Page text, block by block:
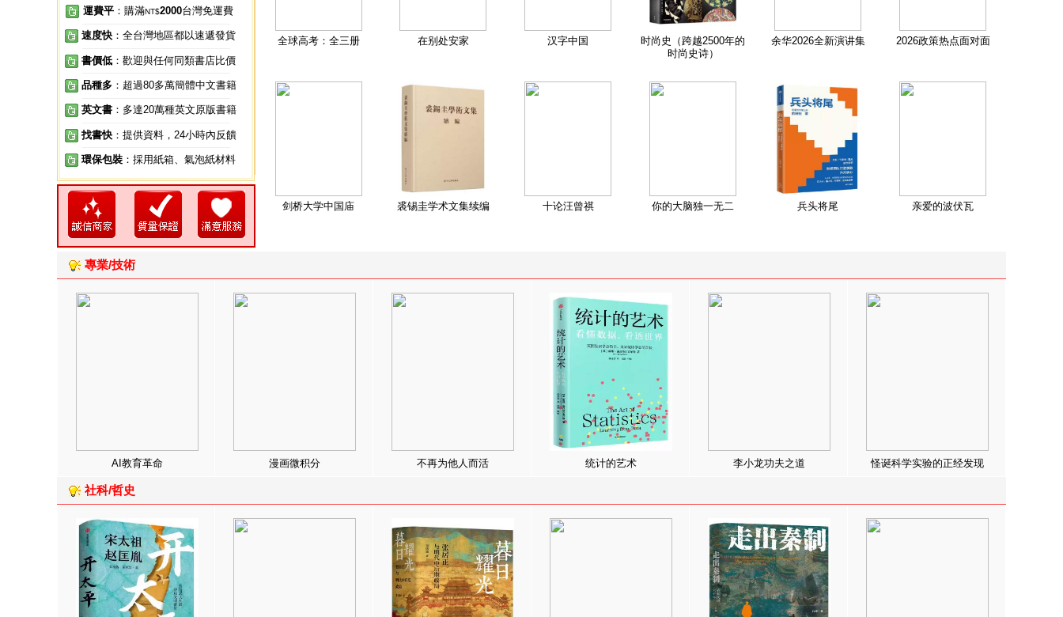
運費平 ：購滿NT$2000台灣免運費
速度快 ：全台灣地區都以速遞發貨
書價低 ：歡迎與任何同類書店比價
品種多 ：超過80多萬簡體中文書籍
英文書 ：多達20萬種英文原版書籍
找書快 ：提供資料，24小時內反饋
環保包裝 ：採用紙箱、氣泡紙材料
全球高考：全三册 在别处安家 汉字中国
时尚史（跨越2500年的
时尚史诗）
余华2026全新演讲集 2026政策热点面对面
剑桥大学中国庙 裘锡圭学术文集续编 十论汪曾祺 你的大脑独一无二 兵头将尾 亲爱的波伏瓦
專業/技術
AI教育革命 漫画微积分 不再为他人而活 统计的艺术 李小龙功夫之道 怪诞科学实验的正经发现
社科/哲史